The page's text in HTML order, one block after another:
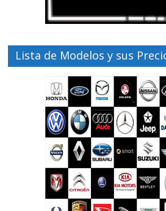
Lista de Modelos y sus